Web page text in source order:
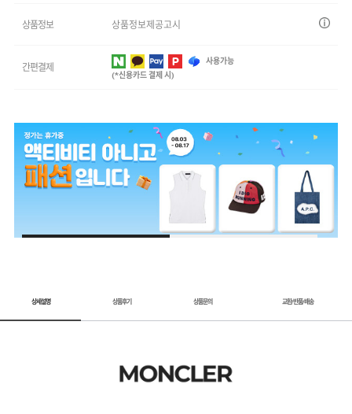
상품정보 상품정보제공고시
간편결제
사용가능
(*신용카드 결제 시)
상세설명 상품후기 상품문의 교환/반품/배송